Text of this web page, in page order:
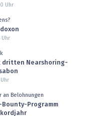
Uhr
Uhr
dritten Nearshoring-
an Belohnungen
Programm